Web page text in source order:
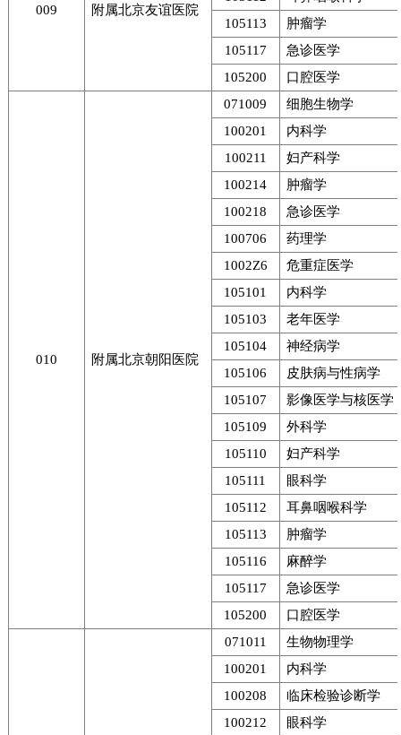
009 附属北京友谊医院
105113
肿瘤学
105117
急诊医学
105200
口腔医学
010 附属北京朝阳医院
071009
细胞生物学
100201
内科学
100211
妇产科学
100214
肿瘤学
100218
急诊医学
100706
药理学
1002Z6
危重症医学
105101
内科学
105103
老年医学
105104
神经病学
105106
皮肤病与性病学
105107
影像医学与核医学
105109
外科学
105110
妇产科学
105111
眼科学
105112
耳鼻咽喉科学
105113
肿瘤学
105116
麻醉学
105117
急诊医学
105200
口腔医学
071011
生物物理学
100201
内科学
100208
临床检验诊断学
100212
眼科学